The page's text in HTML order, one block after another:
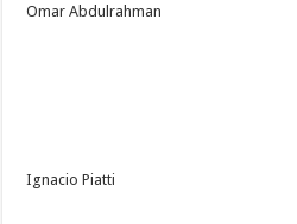
Omar Abdulrahman
Ignacio Piatti